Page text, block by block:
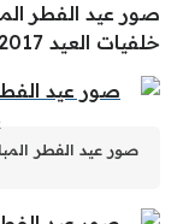
خلفيات العيد 2017